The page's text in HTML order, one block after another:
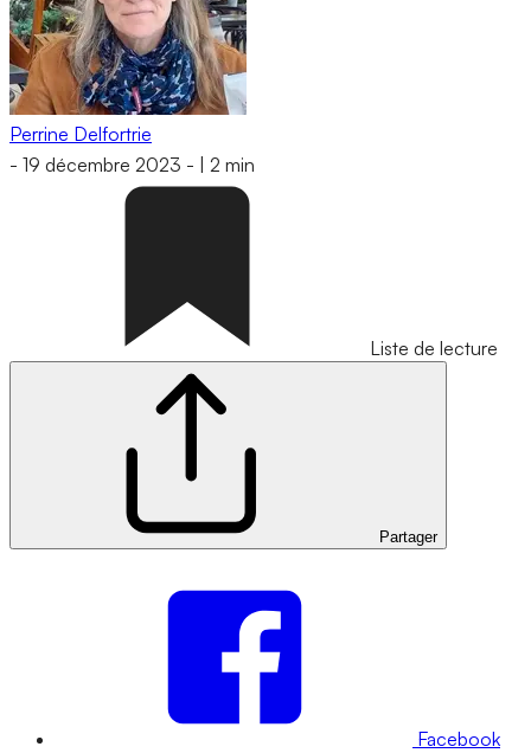
Perrine Delfortrie
- 19 décembre 2023 - 2 min
Liste de lecture
Partager
Facebook